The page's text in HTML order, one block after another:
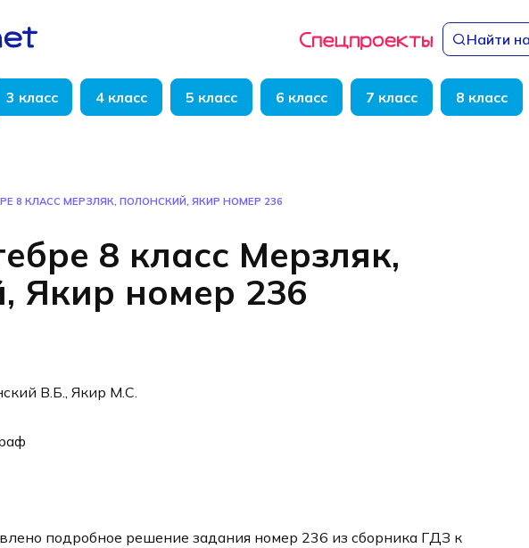
Найти
3 класс 4 класс 5 класс 6 класс 7 класс 8 класс
8 КЛАСС МЕРЗЛЯК, ПОЛОНСКИЙ, ЯКИР НОМЕР 236
8 класс Мерзляк,
Якир номер 236
В.Б., Якир М.С.
подробное решение задания номер 236 из сборника ГДЗ к